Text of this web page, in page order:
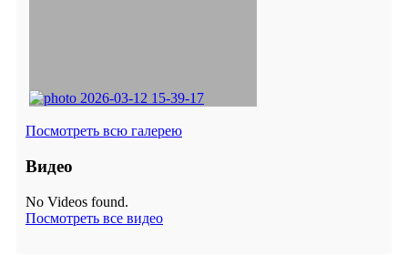
Посмотреть всю галерею
Видео
No Videos found.
Посмотреть все видео